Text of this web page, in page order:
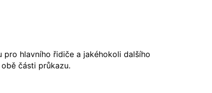
hlavního řidiče a jakéhokoli dalšího
části průkazu.